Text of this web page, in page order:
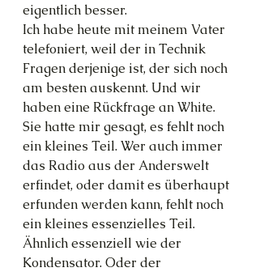
eigentlich besser.
Ich habe heute mit meinem Vater
telefoniert, weil der in Technik
Fragen derjenige ist, der sich noch
am besten auskennt. Und wir
haben eine Rückfrage an White.
Sie hatte mir gesagt, es fehlt noch
ein kleines Teil. Wer auch immer
das Radio aus der Anderswelt
erfindet, oder damit es überhaupt
erfunden werden kann, fehlt noch
ein kleines essenzielles Teil.
Ähnlich essenziell wie der
Kondensator. Oder der